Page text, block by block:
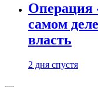
Операция
самом
власть
2 дня спустя